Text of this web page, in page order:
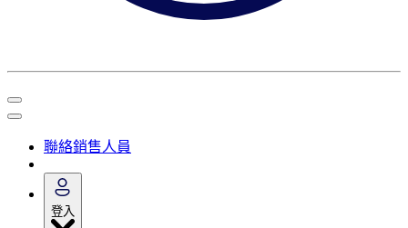
聯絡銷售人員
登入